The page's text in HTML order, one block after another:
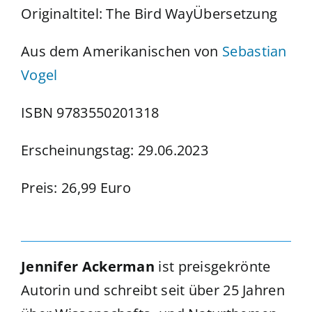
Originaltitel: The Bird WayÜbersetzung
Aus dem Amerikanischen von Sebastian
Vogel
ISBN 9783550201318
Erscheinungstag: 29.06.2023
Preis: 26,99 Euro
Jennifer Ackerman ist preisgekrönte
Autorin und schreibt seit über 25 Jahren